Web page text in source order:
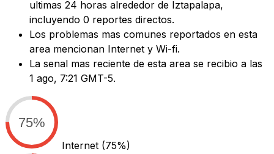
ultimas 24 horas alrededor de Iztapalapa,
incluyendo 0 reportes directos.
Los problemas mas comunes reportados en esta
area mencionan Internet y Wi-fi.
La senal mas reciente de esta area se recibio a las
1 ago, 7:21 GMT-5.
75%
Internet (75%)